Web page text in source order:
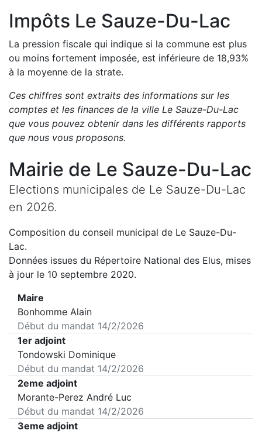
Impôts Le Sauze-Du-Lac
La pression fiscale qui indique si la commune est plus
ou moins fortement imposée, est inférieure de 18,93%
à la moyenne de la strate.
Ces chiffres sont extraits des informations sur les
comptes et les finances de la ville Le Sauze-Du-Lac
que vous pouvez obtenir dans les différents rapports
que nous vous proposons.
Mairie de Le Sauze-Du-Lac
Elections municipales de Le Sauze-Du-Lac
en 2026.
Composition du conseil municipal de Le Sauze-Du-
Lac.
Données issues du Répertoire National des Elus, mises
à jour le 10 septembre 2020.
Maire
Bonhomme Alain
Début du mandat 14/2/2026
1er adjoint
Tondowski Dominique
Début du mandat 14/2/2026
2eme adjoint
Morante-Perez André Luc
Début du mandat 14/2/2026
3eme adjoint